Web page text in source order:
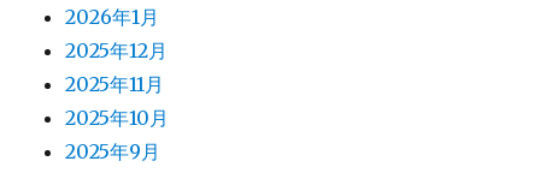
2026年1月
2025年12月
2025年11月
2025年10月
2025年9月